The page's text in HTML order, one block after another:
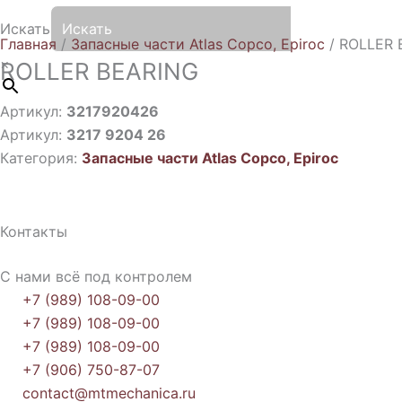
Искать
×
Главная / Запасные части Atlas Copco, Epiroc / ROLLER
ROLLER BEARING
Артикул: 3217920426
Артикул: 3217 9204 26
Категория: Запасные части Atlas Copco, Epiroc
Контакты
С нами всё под контролем
+7 (989) 108-09-00
+7 (989) 108-09-00
+7 (989) 108-09-00
+7 (906) 750-87-07
contact@mtmechanica.ru